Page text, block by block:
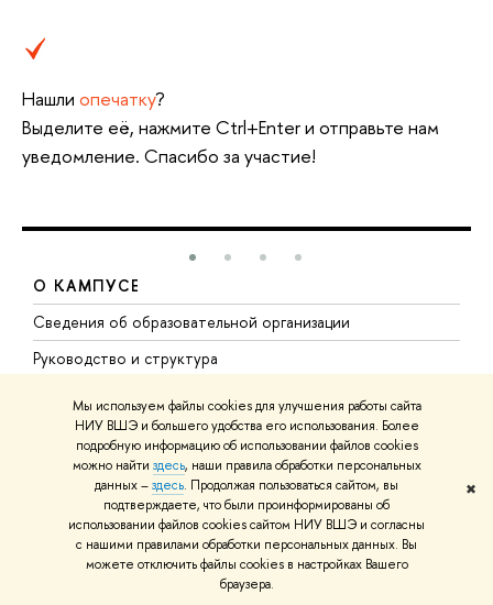
Мы используем файлы cookies для улучшения работы сайта
НИУ ВШЭ и большего удобства его использования. Более
подробную информацию об использовании файлов cookies
можно найти здесь, наши правила обработки персональных
данных –здесь. Продолжая пользоваться сайтом, вы
подтверждаете, что были проинформированы об
использовании файлов cookies сайтом НИУ ВШЭ и согласны
с нашими правилами обработки персональных данных. Вы
можете отключить файлы cookies в настройках Вашего
браузера.
✖
Нашли опечатку?
Выделите её, нажмите Ctrl+Enter и отправьте нам
уведомление. Спасибо за участие!
О КАМПУСЕ
Сведения об образовательной организации
Руководство и структура
Преподаватели и сотрудники
Попечительский совет
Корпуса и общежития
Закупки
ВШЭ для студентов с ограниченными возможностями